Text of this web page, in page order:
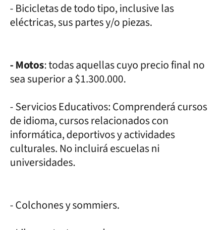
- Bicicletas de todo tipo, inclusive las
eléctricas, sus partes y/o piezas.
- Motos: todas aquellas cuyo precio final no
sea superior a $1.300.000.
- Servicios Educativos: Comprenderá cursos
de idioma, cursos relacionados con
informática, deportivos y actividades
culturales. No incluirá escuelas ni
universidades.
- Colchones y sommiers.